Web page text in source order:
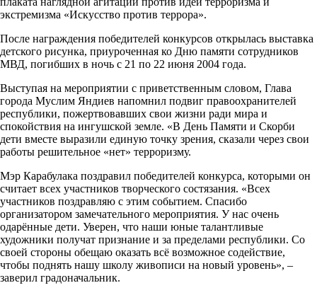
экстремизма «Искусство против террора».
После награждения победителей конкурсов открылась выставка
детского рисунка, приуроченная ко Дню памяти сотрудников
МВД, погибших в ночь с 21 по 22 июня 2004 года.
Выступая на мероприятии с приветственным словом, Глава
города Муслим Яндиев напомнил подвиг правоохранителей
республики, пожертвовавших свои жизни ради мира и
спокойствия на ингушской земле. «В День Памяти и Скорби
дети вместе выразили единую точку зрения, сказали через свои
работы решительное «нет» терроризму.
Мэр Карабулака поздравил победителей конкурса, которыми он
считает всех участников творческого состязания. «Всех
участников поздравляю с этим событием. Спасибо
организатором замечательного мероприятия. У нас очень
одарённые дети. Уверен, что наши юные талантливые
художники получат признание и за пределами республики. Со
своей стороны обещаю оказать всё возможное содействие,
чтобы поднять нашу школу живописи на новый уровень», –
заверил градоначальник.